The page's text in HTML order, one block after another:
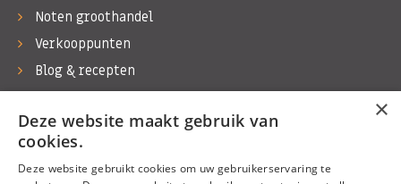
Noten groothandel
Verkooppunten
Blog & recepten
Werken bij Bas Boer Noten
Contact
×
Deze website maakt gebruik van
cookies.
Deze website gebruikt cookies om uw gebruikerservaring te